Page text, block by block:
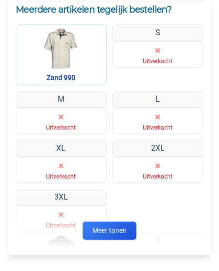
Meerdere artikelen tegelijk bestellen?
Zand 990
S
×
Uitverkocht
M
×
Uitverkocht
L
×
Uitverkocht
XL
×
Uitverkocht
2XL
×
Uitverkocht
3XL
×
Uitverkocht
S
×
Meer tonen